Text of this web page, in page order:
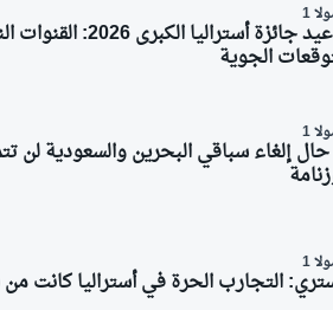
1
مواعيد جائزة
الجوية
1
إلغاء سباقي البحرين والسعودية لن
1
التجارب الحرة في أستراليا كانت